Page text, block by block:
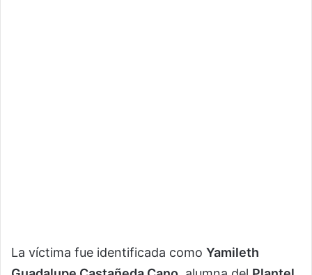
La víctima fue identificada como Yamileth